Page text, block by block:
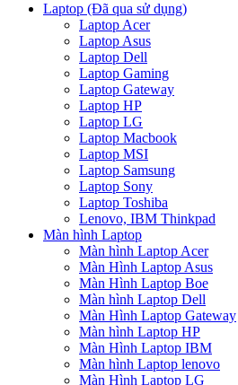
Laptop (Đã qua sử dụng)
Laptop Acer
Laptop Asus
Laptop Dell
Laptop Gaming
Laptop Gateway
Laptop HP
Laptop LG
Laptop Macbook
Laptop MSI
Laptop Samsung
Laptop Sony
Laptop Toshiba
Lenovo, IBM Thinkpad
Màn hình Laptop
Màn hình Laptop Acer
Màn Hình Laptop Asus
Màn Hình Laptop Boe
Màn hình Laptop Dell
Màn Hình Laptop Gateway
Màn hình Laptop HP
Màn Hình Laptop IBM
Màn hình Laptop lenovo
Màn Hình Laptop LG